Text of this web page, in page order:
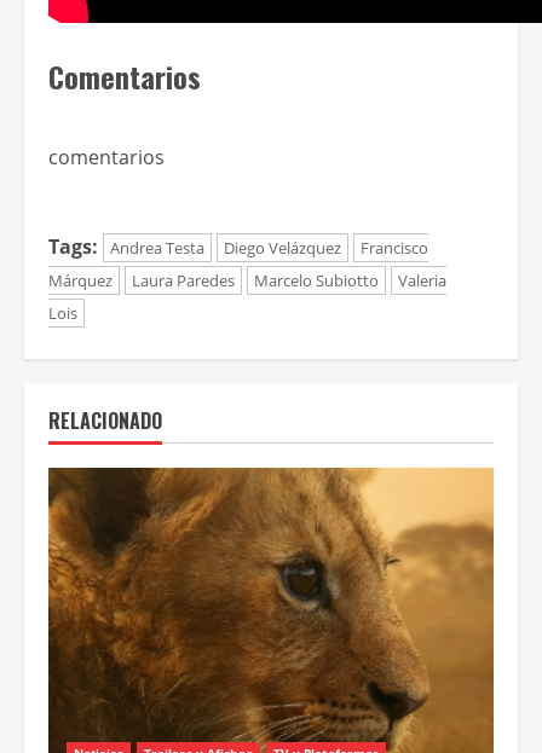
Comentarios
comentarios
Tags: Andrea Testa Diego Velázquez
Francisco
Márquez
Laura Paredes Marcelo Subiotto
Valeria
Lois
RELACIONADO